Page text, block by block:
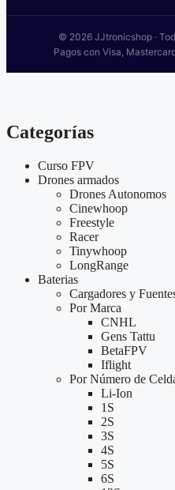
© 2026 JJtronicshop ·
Pagos con Visa,
Categorías
Curso FPV
Drones armados
Drones Autonomos
Cinewhoop
Freestyle
Racer
Tinywhoop
LongRange
Baterias
Cargadores y
Por Marca
CNHL
Gens Tattu
BetaFPV
Iflight
Por Número de
Li-Ion
1S
2S
3S
4S
5S
6S